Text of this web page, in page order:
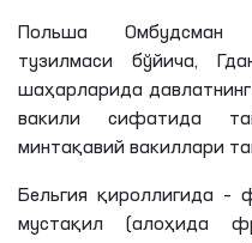
Польша Омбудсман
тузилмаси бўйича,
шаҳарларида давлатнинг
вакили сифатида
минтақавий вакиллари
Бельгия қироллигида
мустақил (алоҳида